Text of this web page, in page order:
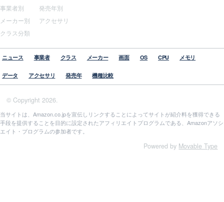
事業者別
メーカー別
クラス分類
発売年別
アクセサリ
ニュース 事業者 クラス メーカー 画面 OS CPU メモリ
データ アクセサリ 発売年 機種比較
© Copyright 2026.
当サイトは、Amazon.co.jpを宣伝しリンクすることによってサイトが紹介料を獲得できる
手段を提供することを目的に設定されたアフィリエイトプログラムである、Amazonアソシ
エイト・プログラムの参加者です。
Powered by Movable Type